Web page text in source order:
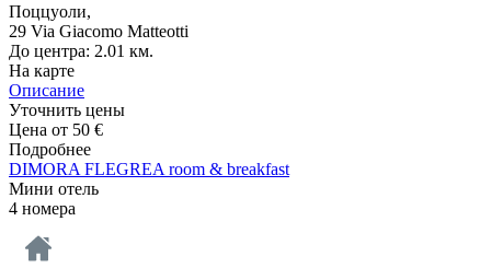
Поццуоли,
29 Via Giacomo Matteotti
До центра: 2.01 км.
На карте
Описание
Уточнить цены
Цена от 50 €
Подробнее
DIMORA FLEGREA room & breakfast
Мини отель
4 номера